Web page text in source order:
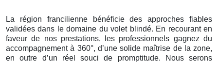
La région francilienne bénéficie des approches fiables
validées dans le domaine du volet blindé. En recourant en
faveur de nos prestations, les professionnels gagnez du
accompagnement à 360°, d’une solide maîtrise de la zone,
en outre d’un réel souci de promptitude. Nous serons